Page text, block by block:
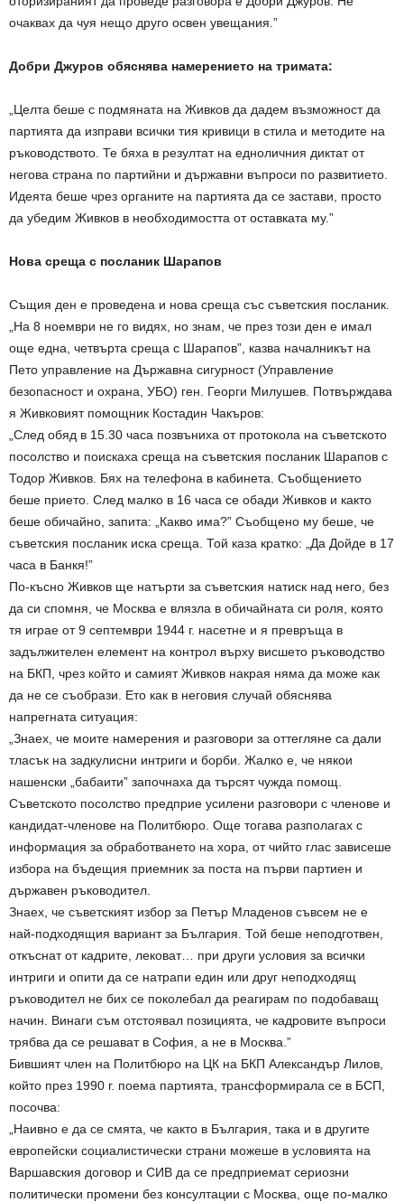
очаквах да чуя нещо друго освен увещания.”
Добри Джуров обяснява намерението на тримата:
„Целта беше с подмяната на Живков да дадем възможност да
партията да изправи всички тия кривици в стила и методите на
ръководството. Те бяха в резултат на едноличния диктат от
негова страна по партийни и държавни въпроси по развитието.
Идеята беше чрез органите на партията да се застави, просто
да убедим Живков в необходимостта от оставката му.”
Нова среща с посланик Шарапов
Същия ден е проведена и нова среща със съветския посланик.
„На 8 ноември не го видях, но знам, че през този ден е имал
още една, четвърта среща с Шарапов”, казва началникът на
Пето управление на Държавна сигурност (Управление
безопасност и охрана, УБО) ген. Георги Милушев. Потвърждава
я Живковият помощник Костадин Чакъров:
„След обяд в 15.30 часа позвъниха от протокола на съветското
посолство и поискаха среща на съветския посланик Шарапов с
Тодор Живков. Бях на телефона в кабинета. Съобщението
беше прието. След малко в 16 часа се обади Живков и както
беше обичайно, запита: „Какво има?” Съобщено му беше, че
съветския посланик иска среща. Той каза кратко: „Да Дойде в 17
часа в Банкя!”
По-късно Живков ще натърти за съветския натиск над него, без
да си спомня, че Москва е влязла в обичайната си роля, която
тя играе от 9 септември 1944 г. насетне и я превръща в
задължителен елемент на контрол върху висшето ръководство
на БКП, чрез който и самият Живков накрая няма да може как
да не се съобрази. Ето как в неговия случай обяснява
напрегната ситуация:
„Знаех, че моите намерения и разговори за оттегляне са дали
тласък на задкулисни интриги и борби. Жалко е, че някои
нашенски „бабаити” започнаха да търсят чужда помощ.
Съветското посолство предприе усилени разговори с членове и
кандидат-членове на Политбюро. Още тогава разполагах с
информация за обработването на хора, от чийто глас зависеше
избора на бъдещия приемник за поста на първи партиен и
държавен ръководител.
Знаех, че съветският избор за Петър Младенов съвсем не е
най-подходящия вариант за България. Той беше неподготвен,
откъснат от кадрите, лековат… при други условия за всички
интриги и опити да се натрапи един или друг неподходящ
ръководител не бих се поколебал да реагирам по подобаващ
начин. Винаги съм отстоявал позицията, че кадровите въпроси
трябва да се решават в София, а не в Москва.”
Бившият член на Политбюро на ЦК на БКП Александър Лилов,
който през 1990 г. поема партията, трансформирала се в БСП,
посочва:
„Наивно е да се смята, че както в България, така и в другите
европейски социалистически страни можеше в условията на
Варшавския договор и СИВ да се предприемат сериозни
политически промени без консултации с Москва, още по-малко